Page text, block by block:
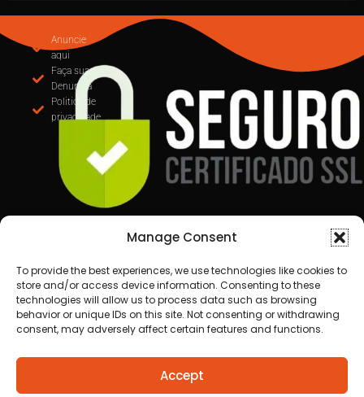
Manage Consent
To provide the best experiences, we use technologies like cookies to
store and/or access device information. Consenting to these
technologies will allow us to process data such as browsing
behavior or unique IDs on this site. Not consenting or withdrawing
consent, may adversely affect certain features and functions.
Accept
Suspeito furta HB20, foge
preso após perseguição
Anuncie
Denuncia
Politica de
privacidade
MT | 2025
Desenvolvido por Cafecursinho - soluções digitais